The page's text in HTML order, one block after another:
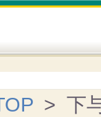
> 下